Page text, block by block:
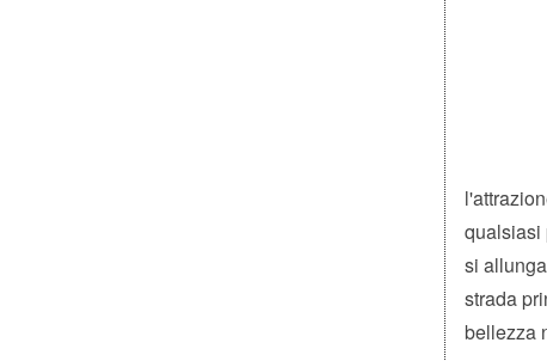
qualsiasi
si
strada
bellezza